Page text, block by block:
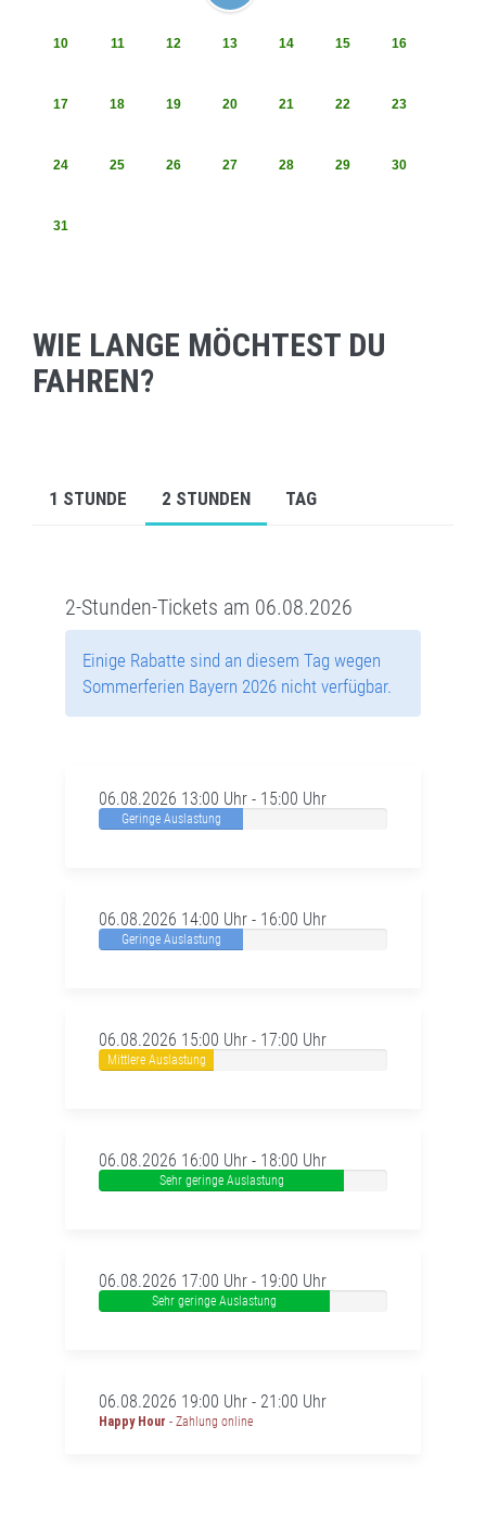
10 11 12 13 14 15 16
17 18 19 20 21 22 23
24 25 26 27 28 29 30
31
WIE LANGE MÖCHTEST DU
FAHREN?
1 STUNDE 2 STUNDEN TAG
2-Stunden-Tickets am 06.08.2026
Einige Rabatte sind an diesem Tag wegen
Sommerferien Bayern 2026 nicht verfügbar.
06.08.2026 13:00 Uhr - 15:00 Uhr
Geringe Auslastung
06.08.2026 14:00 Uhr - 16:00 Uhr
Geringe Auslastung
06.08.2026 15:00 Uhr - 17:00 Uhr
Mittlere Auslastung
06.08.2026 16:00 Uhr - 18:00 Uhr
Sehr geringe Auslastung
06.08.2026 17:00 Uhr - 19:00 Uhr
Sehr geringe Auslastung
06.08.2026 19:00 Uhr - 21:00 Uhr
Happy Hour - Zahlung online